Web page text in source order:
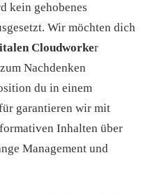
kein gehobenes
Wir möchten dich
Cloudworker
Nachdenken
du in einem
garantieren wir mit
Inhalten über
Management und